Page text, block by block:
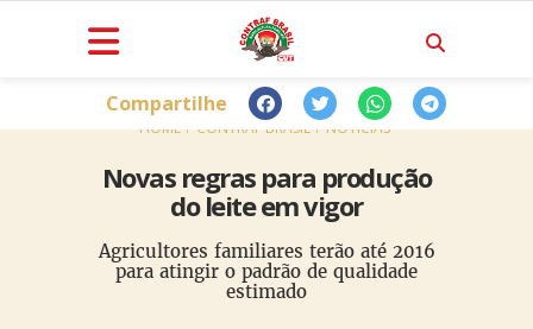
HOME CONTRAF BRASIL NOTÍCIAS
Novas regras para produção
do leite em vigor
Agricultores familiares terão até 2016
para atingir o padrão de qualidade
estimado
Compartilhe